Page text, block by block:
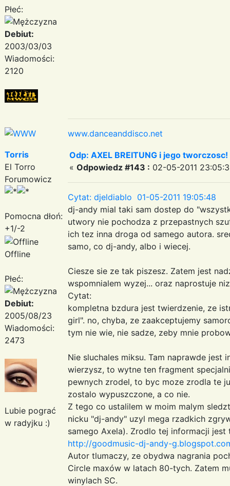
Płeć:
Debiut:
2003/03/03
Wiadomości:
2120
www.danceanddisco.net
Torris
El Torro
Forumowicz
Pomocna dłoń:
+1/-2
Offline
Płeć:
Debiut:
2005/08/23
Wiadomości:
2473
Lubie pograć
w radyjku :)
Odp: AXEL BREITUNG i jego
« Odpowiedz #143 : 02-05-2011
Cytat: djeldiablo 01-05-2011 19:05:48
dj-andy mial taki sam dostep do
utwory nie pochodza z przepastnych
ich tez inna droga od samego autora.
samo, co dj-andy, albo i wiecej.
Ciesze sie ze tak piszesz. Zatem jest
wspomnialem wyzej... oraz naprostuje
Cytat:
kompletna bzdura jest twierdzenie, ze
girl". no, chyba, ze zaakceptujemy
tym nie wie, nie sadze, zeby mnie
Nie sluchales miksu. Tam naprawde
wierzysz, to wytne ten fragment
pewnych zrodel, to byc moze zrodla te
zostalo wypuszczone, a co nie.
Z tego co ustalilem w moim malym
nicku "dj-andy" uzyl mega rzadkich
samego Axela). Zrodlo tej informacji
http://goodmusic-dj-andy-
Autor tlumaczy, ze obydwa nagrania
Circle maxów w latach 80-tych. Zatem
winylach SC.